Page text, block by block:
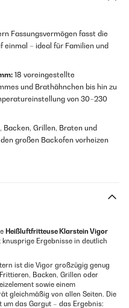
Fassungsvermögen fasst die
– ideal für Familien und
18 voreingestellte
und Brathähnchen bis hin zu
von 30–230
Backen, Grillen, Braten und
großen Backofen vorheizen
Heißluftfritteuse Klarstein Vigor
Ergebnisse in deutlich
ist die Vigor großzügig genug
Backen, Grillen oder
sowie einem
gleichmäßig von allen Seiten. Die
um das Gargut – das Ergebnis: